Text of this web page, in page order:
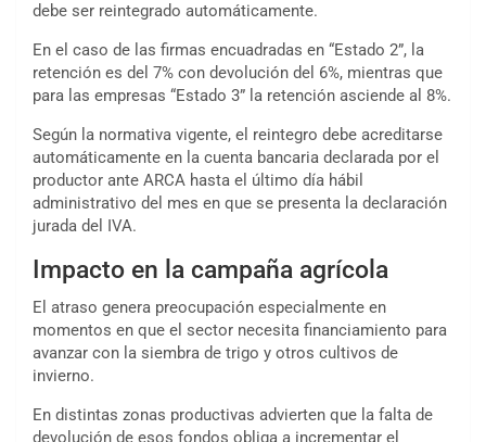
debe ser reintegrado automáticamente.
En el caso de las firmas encuadradas en “Estado 2”, la
retención es del 7% con devolución del 6%, mientras que
para las empresas “Estado 3” la retención asciende al 8%.
Según la normativa vigente, el reintegro debe acreditarse
automáticamente en la cuenta bancaria declarada por el
productor ante ARCA hasta el último día hábil
administrativo del mes en que se presenta la declaración
jurada del IVA.
Impacto en la campaña agrícola
El atraso genera preocupación especialmente en
momentos en que el sector necesita financiamiento para
avanzar con la siembra de trigo y otros cultivos de
invierno.
En distintas zonas productivas advierten que la falta de
devolución de esos fondos obliga a incrementar el